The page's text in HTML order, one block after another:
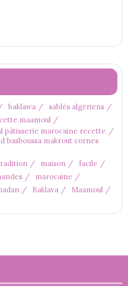
baklawa
sablés algériens
maamoul
pâtisserie marocaine recette
basboussa makrout cornes
maison
facile
marocaine
Baklava
Maamoul